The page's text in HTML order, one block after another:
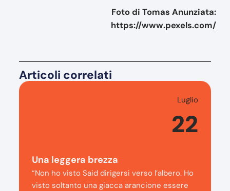
Foto di Tomas Anunziata:
https://www.pexels.com/
Articoli correlati
Luglio
22
Una leggera brezza
“Non ho visto Said dirigersi verso l’albero. Ho
visto soltanto una giacca arancione essere